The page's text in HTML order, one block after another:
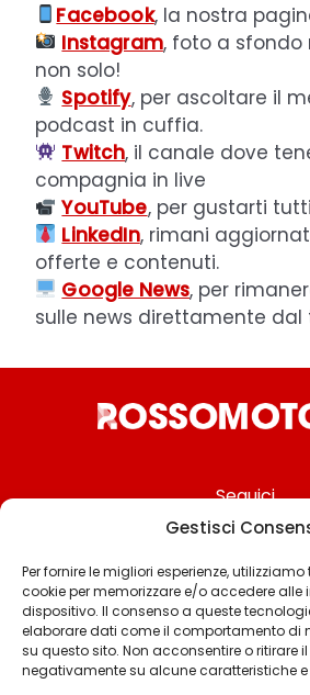
Gestisci
Per fornire le migliori esperienze,
cookie per memorizzare e/o accedere alle
dispositivo. Il consenso a queste
elaborare dati come il comportamento di
su questo sito. Non acconsentire o ritirare
negativamente su alcune caratteristiche e
Facebook, la nostra
Instagram, foto a sfondo
non solo!
Spotify, per ascoltare il
podcast in cuffia.
Twitch, il canale dove
compagnia in live
YouTube, per gustarti
LinkedIn, rimani
offerte e contenuti.
Google News, per
sulle news direttamente dal
Seguici
Chi siamo
Contattaci
Termini &